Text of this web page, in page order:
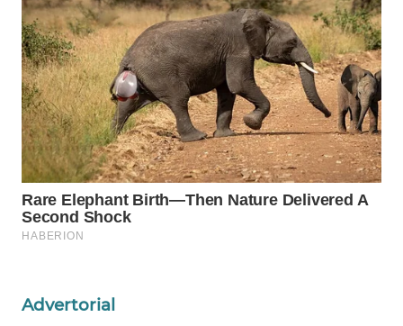
Advertorial
WAHANA
HEALTH
WAHANA
DESA
WISATA
LAPAK
WAHANA